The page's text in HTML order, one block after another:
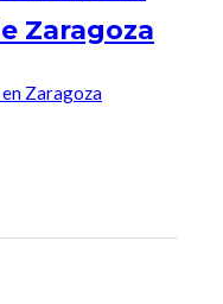
Zaragoza